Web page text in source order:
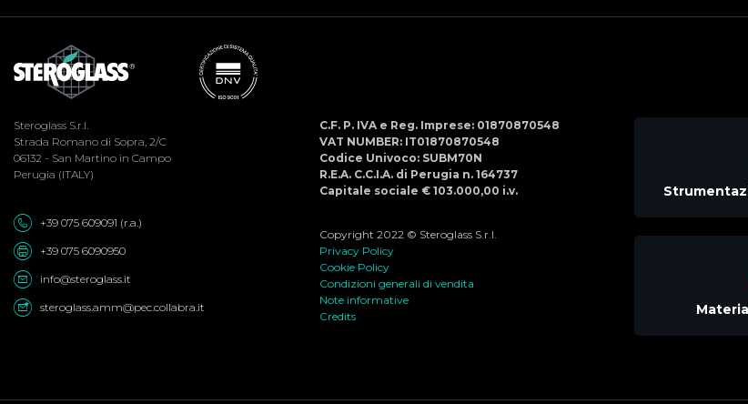
Steroglass S.r.l.
Strada Romano di Sopra, 2/C
06132 - San Martino in Campo
Perugia (ITALY)
+39 075 609091 (r.a.)
+39 075 6090950
info@steroglass.it
steroglass.amm@pec.collabra.it
C.F. P. IVA e Reg. Imprese: 01870870548
VAT NUMBER: IT01870870548
Codice Univoco: SUBM70N
R.E.A. C.C.I.A. di Perugia n. 164737
Capitale sociale € 103.000,00 i.v.
Copyright 2022 © Steroglass S.r.l.
Privacy Policy
Cookie Policy
Condizioni generali di vendita
Note informative
Credits